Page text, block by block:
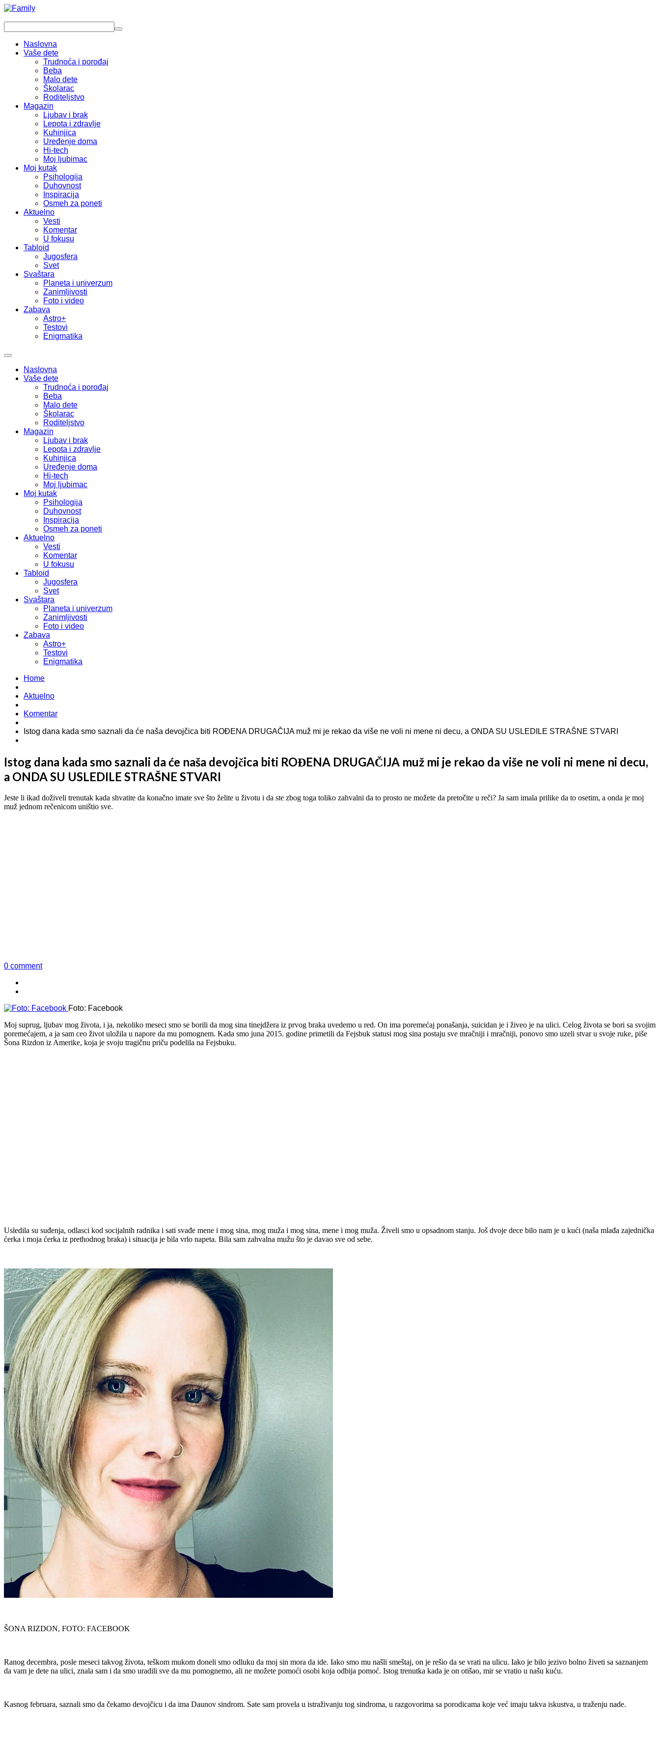
Naslovna
Vaše dete
Trudnoća i porođaj
Beba
Malo dete
Školarac
Roditeljstvo
Magazin
Ljubav i brak
Lepota i zdravlje
Kuhinjica
Uređenje doma
Hi-tech
Moj ljubimac
Moj kutak
Psihologija
Duhovnost
Inspiracija
Osmeh za poneti
Aktuelno
Vesti
Komentar
U fokusu
Tabloid
Jugosfera
Svet
Svaštara
Planeta i univerzum
Zanimljivosti
Foto i video
Zabava
Astro+
Testovi
Enigmatika
Naslovna
Vaše dete
Trudnoća i porođaj
Beba
Malo dete
Školarac
Roditeljstvo
Magazin
Ljubav i brak
Lepota i zdravlje
Kuhinjica
Uređenje doma
Hi-tech
Moj ljubimac
Moj kutak
Psihologija
Duhovnost
Inspiracija
Osmeh za poneti
Aktuelno
Vesti
Komentar
U fokusu
Tabloid
Jugosfera
Svet
Svaštara
Planeta i univerzum
Zanimljivosti
Foto i video
Zabava
Astro+
Testovi
Enigmatika
Home
Aktuelno
Komentar
Istog dana kada smo saznali da će naša devojčica biti ROĐENA DRUGAČIJA muž mi je rekao da više ne voli ni mene ni decu, a ONDA SU USLEDILE STRAŠNE STVARI
Istog dana kada smo saznali da će naša devojčica biti ROĐENA DRUGAČIJA muž mi je rekao da više ne voli ni mene ni decu,
a ONDA SU USLEDILE STRAŠNE STVARI
Jeste li ikad doživeli trenutak kada shvatite da konačno imate sve što želite u životu i da ste zbog toga toliko zahvalni da to prosto ne možete da pretočite u reči? Ja sam imala prilike da to osetim, a onda je moj
muž jednom rečenicom uništio sve.
0 comment
Foto: Facebook
Moj suprug, ljubav mog života, i ja, nekoliko meseci smo se borili da mog sina tinejdžera iz prvog braka uvedemo u red. On ima poremećaj ponašanja, suicidan je i živeo je na ulici. Celog života se bori sa svojim
poremećajem, a ja sam ceo život uložila u napore da mu pomognem. Kada smo juna 2015. godine primetili da Fejsbuk statusi mog sina postaju sve mračniji i mračniji, ponovo smo uzeli stvar u svoje ruke, piše
Šona Rizdon iz Amerike, koja je svoju tragičnu priču podelila na Fejsbuku.
Usledila su suđenja, odlasci kod socijalnih radnika i sati svađe mene i mog sina, mog muža i mog sina, mene i mog muža. Živeli smo u opsadnom stanju. Još dvoje dece bilo nam je u kući (naša mlađa zajednička
ćerka i moja ćerka iz prethodnog braka) i situacija je bila vrlo napeta. Bila sam zahvalna mužu što je davao sve od sebe.
ŠONA RIZDON, FOTO: FACEBOOK
Ranog decembra, posle meseci takvog života, teškom mukom doneli smo odluku da moj sin mora da ide. Iako smo mu našli smeštaj, on je rešio da se vrati na ulicu. Iako je bilo jezivo bolno živeti sa saznanjem
da vam je dete na ulici, znala sam i da smo uradili sve da mu pomognemo, ali ne možete pomoći osobi koja odbija pomoć. Istog trenutka kada je on otišao, mir se vratio u našu kuću.
Kasnog februara, saznali smo da čekamo devojčicu i da ima Daunov sindrom. Sate sam provela u istraživanju tog sindroma, u razgovorima sa porodicama koje već imaju takva iskustva, u traženju nade.